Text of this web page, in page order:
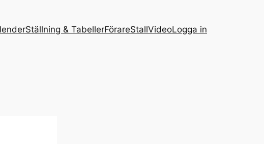
Ställning & TabellerFörareStallVideoLogga in